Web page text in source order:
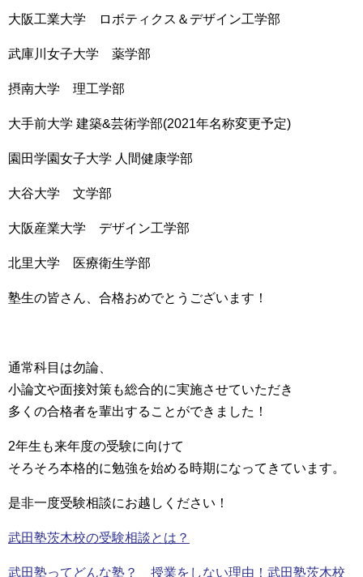
大阪工業大学 ロボティクス＆デザイン工学部
武庫川女子大学 薬学部
摂南大学 理工学部
大手前大学 建築&芸術学部(2021年名称変更予定)
園田学園女子大学 人間健康学部
大谷大学 文学部
大阪産業大学 デザイン工学部
北里大学 医療衛生学部
塾生の皆さん、合格おめでとうございます！
通常科目は勿論、
小論文や面接対策も総合的に実施させていただき
多くの合格者を輩出することができました！
2年生も来年度の受験に向けて
そろそろ本格的に勉強を始める時期になってきています。
是非一度受験相談にお越しください！
武田塾茨木校の受験相談とは？
武田塾ってどんな塾？ 授業をしない理由！武田塾茨木校